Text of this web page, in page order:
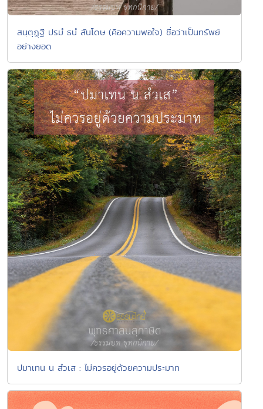
สนฺตุฏฺฐี ปรมํ ธนํ สันโดษ (คือความพอใจ) ชื่อว่าเป็นทรัพย์
อย่างยอด
ปมาเทน น สํวเส : ไม่ควรอยู่ด้วยความประมาท